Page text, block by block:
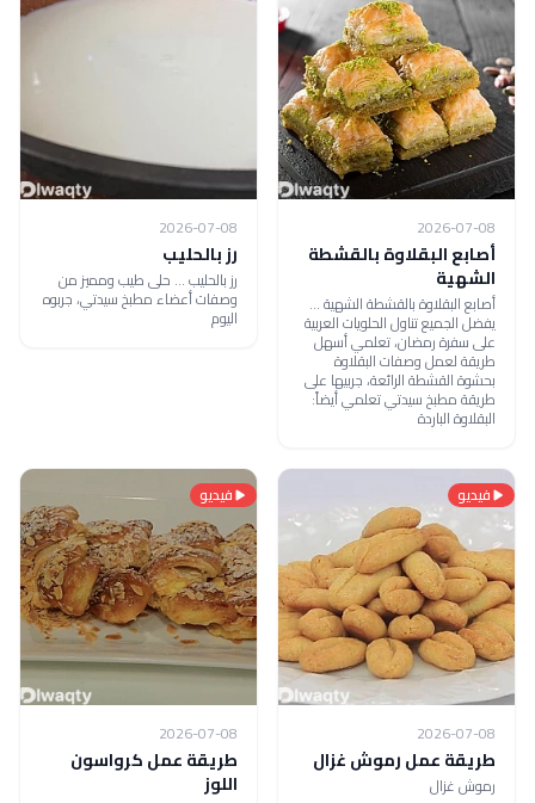
2026-07-08
أصابع البقلاوة بالقشطة
الشهية
أصابع البقلاوة بالقشطة الشهية ...
يفضل الجميع تناول الحلويات العربية
على سفرة رمضان، تعلمي أسهل
طريقة لعمل وصفات البقلاوة
بحشوة القشطة الرائعة، جربيها على
طريقة مطبخ سيدتي تعلمي أيضاً:
البقلاوة الباردة
2026-07-08
رز بالحليب
رز بالحليب ... حلى طيب ومميز من
وصفات أعضاء مطبخ سيدتي، جربوه
اليوم
فيديو
2026-07-08
طريقة عمل رموش غزال
رموش غزال
فيديو
2026-07-08
طريقة عمل كرواسون
اللوز